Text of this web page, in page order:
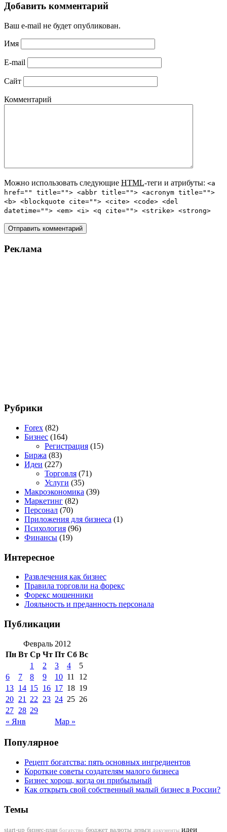
Добавить комментарий
Ваш e-mail не будет опубликован.
Имя
E-mail
Сайт
Комментарий
Можно использовать следующие HTML-теги и атрибуты: <a
href="" title=""> <abbr title=""> <acronym title="">
<b> <blockquote cite=""> <cite> <code> <del
datetime=""> <em> <i> <q cite=""> <strike> <strong>
Реклама
Рубрики
Forex (82)
Бизнес (164)
Регистрация (15)
Биржа (83)
Идеи (227)
Торговля (71)
Услуги (35)
Макроэкономика (39)
Маркетинг (82)
Персонал (70)
Приложения для бизнеса (1)
Психология (96)
Финансы (19)
Интересное
Развлечения как бизнес
Правила торговли на форекс
Форекс мошенники
Лояльность и преданность персонала
Публикации
Февраль 2012
Пн Вт Ср Чт Пт Сб Вс
« Янв Мар »
1 2 3 4
5
6
7 8 9 10 11
12
13 14 15 16 17 18 19
20 21 22 23 24 25 26
27 28 29
Популярное
Рецепт богатства: пять основных ингредиентов
Короткие советы создателям малого бизнеса
Бизнес хорош, когда он прибыльный
Как открыть свой собственный малый бизнес в России?
Темы
start-up бизнес-план богатство бюджет валюты деньги документы идеи